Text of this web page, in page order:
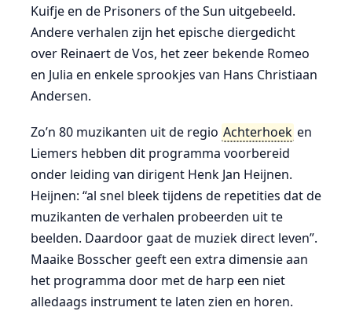
Kuifje en de Prisoners of the Sun uitgebeeld.
Andere verhalen zijn het epische diergedicht
over Reinaert de Vos, het zeer bekende Romeo
en Julia en enkele sprookjes van Hans Christiaan
Andersen.
Zo’n 80 muzikanten uit de regio Achterhoek en
Liemers hebben dit programma voorbereid
onder leiding van dirigent Henk Jan Heijnen.
Heijnen: “al snel bleek tijdens de repetities dat de
muzikanten de verhalen probeerden uit te
beelden. Daardoor gaat de muziek direct leven”.
Maaike Bosscher geeft een extra dimensie aan
het programma door met de harp een niet
alledaags instrument te laten zien en horen.